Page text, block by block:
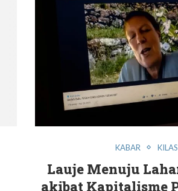
KABAR KILAS
Lauje Menuju
akibat Kapitalisme